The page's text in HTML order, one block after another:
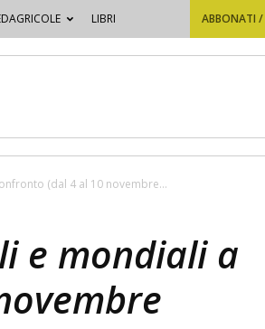
LIBRI ABBONATI
(dal 4 al 10 novembre...
e mondiali a